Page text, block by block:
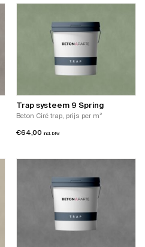
Trap systeem 9 Spring
Beton Ciré trap, prijs per m²
€64,00 incl. btw